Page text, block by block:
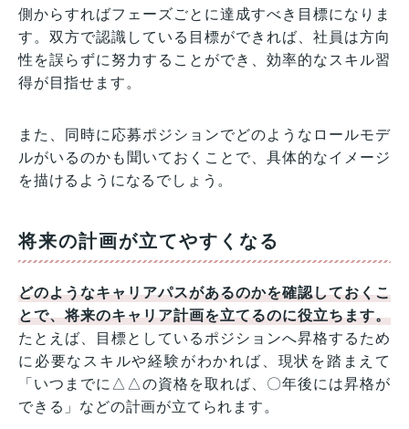
側からすればフェーズごとに達成すべき目標になりま
す。双方で認識している目標ができれば、社員は方向
性を誤らずに努力することができ、効率的なスキル習
得が目指せます。
また、同時に応募ポジションでどのようなロールモデ
ルがいるのかも聞いておくことで、具体的なイメージ
を描けるようになるでしょう。
将来の計画が立てやすくなる
どのようなキャリアパスがあるのかを確認しておくこ
とで、将来のキャリア計画を立てるのに役立ちます。
たとえば、目標としているポジションへ昇格するため
に必要なスキルや経験がわかれば、現状を踏まえて
「いつまでに△△の資格を取れば、〇年後には昇格が
できる」などの計画が立てられます。